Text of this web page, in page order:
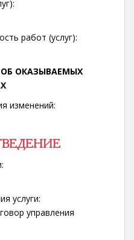
работ (услуг):
ОБ ОКАЗЫВАЕМЫХ
изменений:
услуги:
управления